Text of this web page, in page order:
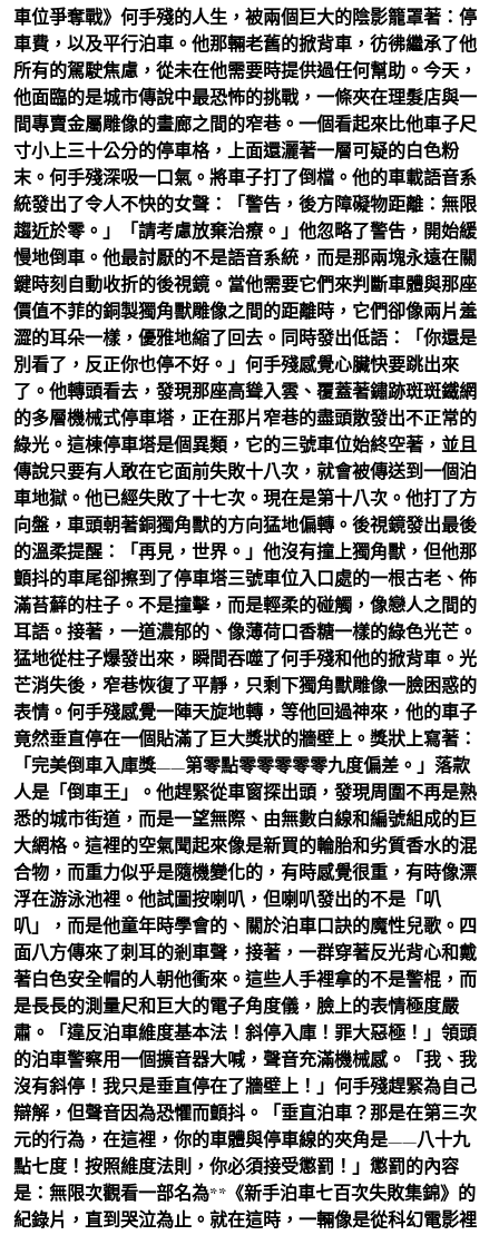
車位爭奪戰》何手殘的人生，被兩個巨大的陰影籠罩著：停
車費，以及平行泊車。他那輛老舊的掀背車，彷彿繼承了他
所有的駕駛焦慮，從未在他需要時提供過任何幫助。今天，
他面臨的是城市傳說中最恐怖的挑戰，一條夾在理髮店與一
間專賣金屬雕像的畫廊之間的窄巷。一個看起來比他車子尺
寸小上三十公分的停車格，上面還灑著一層可疑的白色粉
末。何手殘深吸一口氣。將車子打了倒檔。他的車載語音系
統發出了令人不快的女聲：「警告，後方障礙物距離：無限
趨近於零。」「請考慮放棄治療。」他忽略了警告，開始緩
慢地倒車。他最討厭的不是語音系統，而是那兩塊永遠在關
鍵時刻自動收折的後視鏡。當他需要它們來判斷車體與那座
價值不菲的銅製獨角獸雕像之間的距離時，它們卻像兩片羞
澀的耳朵一樣，優雅地縮了回去。同時發出低語：「你還是
別看了，反正你也停不好。」何手殘感覺心臟快要跳出來
了。他轉頭看去，發現那座高聳入雲、覆蓋著鏽跡斑斑鐵網
的多層機械式停車塔，正在那片窄巷的盡頭散發出不正常的
綠光。這棟停車塔是個異類，它的三號車位始終空著，並且
傳說只要有人敢在它面前失敗十八次，就會被傳送到一個泊
車地獄。他已經失敗了十七次。現在是第十八次。他打了方
向盤，車頭朝著銅獨角獸的方向猛地偏轉。後視鏡發出最後
的溫柔提醒：「再見，世界。」他沒有撞上獨角獸，但他那
顫抖的車尾卻擦到了停車塔三號車位入口處的一根古老、佈
滿苔蘚的柱子。不是撞擊，而是輕柔的碰觸，像戀人之間的
耳語。接著，一道濃郁的、像薄荷口香糖一樣的綠色光芒。
猛地從柱子爆發出來，瞬間吞噬了何手殘和他的掀背車。光
芒消失後，窄巷恢復了平靜，只剩下獨角獸雕像一臉困惑的
表情。何手殘感覺一陣天旋地轉，等他回過神來，他的車子
竟然垂直停在一個貼滿了巨大獎狀的牆壁上。獎狀上寫著：
「完美倒車入庫獎——第零點零零零零零九度偏差。」落款
人是「倒車王」。他趕緊從車窗探出頭，發現周圍不再是熟
悉的城市街道，而是一望無際、由無數白線和編號組成的巨
大網格。這裡的空氣聞起來像是新買的輪胎和劣質香水的混
合物，而重力似乎是隨機變化的，有時感覺很重，有時像漂
浮在游泳池裡。他試圖按喇叭，但喇叭發出的不是「叭
叭」，而是他童年時學會的、關於泊車口訣的魔性兒歌。四
面八方傳來了刺耳的剎車聲，接著，一群穿著反光背心和戴
著白色安全帽的人朝他衝來。這些人手裡拿的不是警棍，而
是長長的測量尺和巨大的電子角度儀，臉上的表情極度嚴
肅。「違反泊車維度基本法！斜停入庫！罪大惡極！」領頭
的泊車警察用一個擴音器大喊，聲音充滿機械感。「我、我
沒有斜停！我只是垂直停在了牆壁上！」何手殘趕緊為自己
辯解，但聲音因為恐懼而顫抖。「垂直泊車？那是在第三次
元的行為，在這裡，你的車體與停車線的夾角是——八十九
點七度！按照維度法則，你必須接受懲罰！」懲罰的內容
是：無限次觀看一部名為**《新手泊車七百次失敗集錦》的
紀錄片，直到哭泣為止。就在這時，一輛像是從科幻電影裡